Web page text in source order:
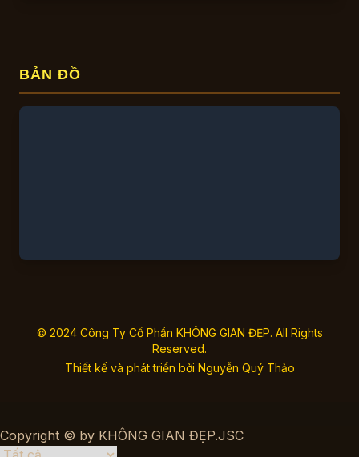
BẢN ĐỒ
© 2024 Công Ty Cổ Phần KHÔNG GIAN ĐẸP. All Rights
Reserved.
Thiết kế và phát triển bởi Nguyễn Quý Thảo
Copyright © by KHÔNG GIAN ĐẸP.JSC